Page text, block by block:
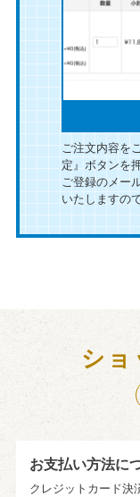
ご注文内容を
定』ボタンを
ご登録のメー
いたしますの
シ
お支払い方法に
クレジットカード決